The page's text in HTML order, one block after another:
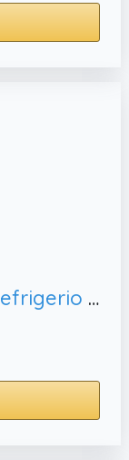
Alabanza Para Cada Día: Refrigerio Espiritual Para Mujeres--Una Infusión de Sabiduría Espiritual del Libro de Salmos (Spiritual Refreshment for Women)